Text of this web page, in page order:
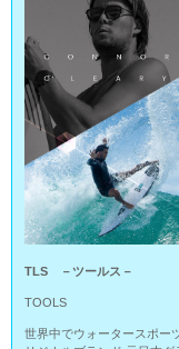
TLS －ツールス－
TOOLS
世界中でウォータースポー